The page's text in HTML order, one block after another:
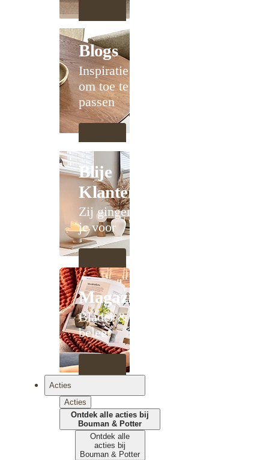
Blogs
Inspiratie
om toe te
passen
Blije
Klanten
Zij gingen
je voor
Magazines
Blader &
beleef
Acties
Acties
Ontdek alle acties bij
Bouman & Potter
Ontdek alle
acties bij
Bouman & Potter